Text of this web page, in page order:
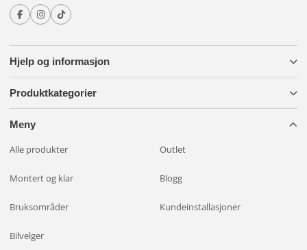
Hjelp og informasjon
Produktkategorier
Meny
Alle produkter Outlet
Montert og klar Blogg
Bruksområder Kundeinstallasjoner
Bilvelger